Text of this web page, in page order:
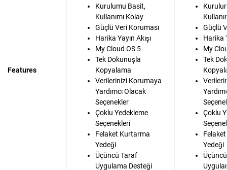
Features
Kurulumu Basit,
Kullanımı Kolay
Güçlü Veri Koruması
Harika Yayın Akışı
My Cloud OS 5
Tek Dokunuşla
Kopyalama
Verilerinizi Korumaya
Yardımcı Olacak
Seçenekler
Çoklu Yedekleme
Seçenekleri
Felaket Kurtarma
Yedeği
Üçüncü Taraf
Uygulama Desteği
Güçlü
Harika
My
Tek
Çoklu
Yedeği